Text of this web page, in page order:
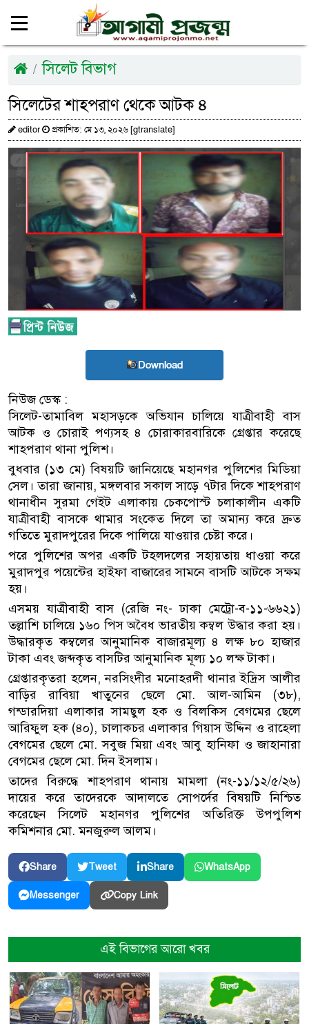
সিলেট বিভাগ
সিলেটের শাহপরাণ থেকে আটক ৪
editor প্রকাশিত: মে ১৩, ২০২৬ [gtranslate]
Download
নিউজ ডেস্ক :
সিলেট-তামাবিল মহাসড়কে অভিযান চালিয়ে যাত্রীবাহী বাস
আটক ও চোরাই পণ্যসহ ৪ চোরাকারবারিকে গ্রেপ্তার করেছে
শাহপরাণ থানা পুলিশ।
বুধবার (১৩ মে) বিষয়টি জানিয়েছে মহানগর পুলিশের মিডিয়া
সেল। তারা জানায়, মঙ্গলবার সকাল সাড়ে ৭টার দিকে শাহপরাণ
থানাধীন সুরমা গেইট এলাকায় চেকপোস্ট চলাকালীন একটি
যাত্রীবাহী বাসকে থামার সংকেত দিলে তা অমান্য করে দ্রুত
গতিতে মুরাদপুরের দিকে পালিয়ে যাওয়ার চেষ্টা করে।
পরে পুলিশের অপর একটি টহলদলের সহায়তায় ধাওয়া করে
মুরাদপুর পয়েন্টের হাইফা বাজারের সামনে বাসটি আটকে সক্ষম
হয়।
এসময় যাত্রীবাহী বাস (রেজি নং- ঢাকা মেট্রো-ব-১১-৬৬২১)
তল্লাশি চালিয়ে ১৬০ পিস অবৈধ ভারতীয় কম্বল উদ্ধার করা হয়।
উদ্ধারকৃত কম্বলের আনুমানিক বাজারমূল্য ৪ লক্ষ ৮০ হাজার
টাকা এবং জব্দকৃত বাসটির আনুমানিক মূল্য ১০ লক্ষ টাকা।
গ্রেপ্তারকৃতরা হলেন, নরসিংদীর মনোহরদী থানার ইদ্রিস আলীর
বাড়ির রাবিয়া খাতুনের ছেলে মো. আল-আমিন (৩৮),
গন্ডারদিয়া এলাকার সামছুল হক ও বিলকিস বেগমের ছেলে
আরিফুল হক (৪০), চালাকচর এলাকার গিয়াস উদ্দিন ও রাহেলা
বেগমের ছেলে মো. সবুজ মিয়া এবং আবু হানিফা ও জাহানারা
বেগমের ছেলে মো. দিন ইসলাম।
তাদের বিরুদ্ধে শাহপরাণ থানায় মামলা (নং-১১/১২/৫/২৬)
দায়ের করে তাদেরকে আদালতে সোপর্দের বিষয়টি নিশ্চিত
করেছেন সিলেট মহানগর পুলিশের অতিরিক্ত উপপুলিশ
কমিশনার মো. মনজুরুল আলম।
Share Tweet Share WhatsApp
Messenger Copy Link
এই বিভাগের আরো খবর